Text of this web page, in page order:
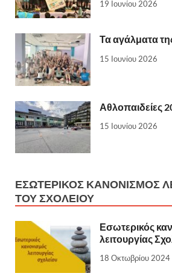
19 Ιουνίου 2026
Τα αγάλματα
15 Ιουνίου 2026
Αθλοπαιδείες
15 Ιουνίου 2026
ΕΣΩΤΕΡΙΚΌΣ ΚΑΝΟΝΙΣΜΌΣ
ΤΟΥ ΣΧΟΛΕΊΟΥ
Εσωτερικός
λειτουργίας
18 Οκτωβρίου 2024